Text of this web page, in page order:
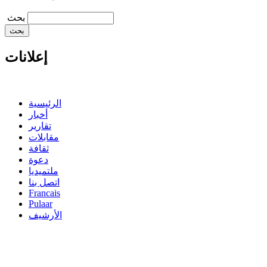
‏بحث ‏
إعلانات
الرئيسية
أخبار
تقارير
مقابلات
ثقافة
دعوة
ملتميديا
اتصل بنا
Francais
Pulaar
الأرشيف